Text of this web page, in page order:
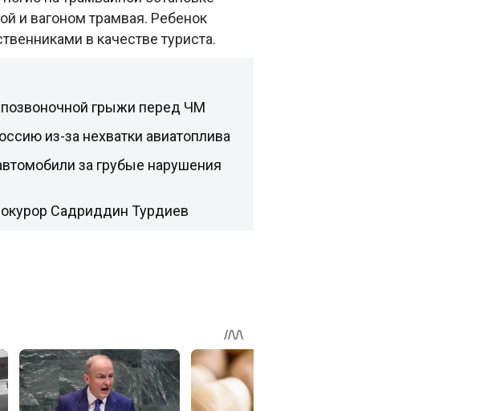
и вагоном трамвая. Ребенок
в качестве туриста.
грыжи перед ЧМ
из-за нехватки авиатоплива
за грубые нарушения
Садриддин Турдиев